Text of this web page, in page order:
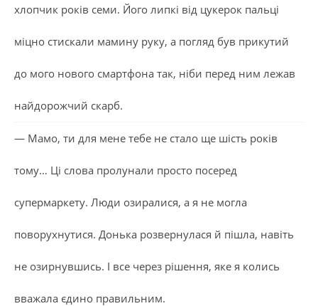
хлопчик років семи. Його липкі від цукерок пальці
міцно стискали мамину руку, а погляд був прикутий
до мого нового смартфона так, ніби перед ним лежав
найдорожчий скарб.
— Мамо, ти для мене тебе не стало ще шість років
тому… Ці слова пролунали просто посеред
супермаркету. Люди озиралися, а я не могла
поворухнутися. Донька розвернулася й пішла, навіть
не озирнувшись. І все через рішення, яке я колись
вважала єдино правильним.